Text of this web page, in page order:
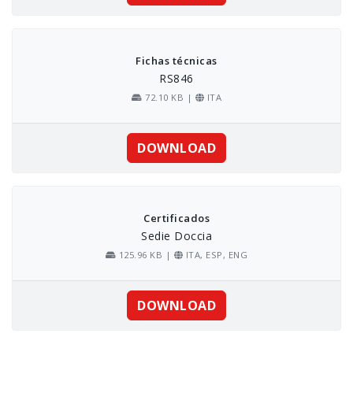
Fichas técnicas
RS846
72.10 KB | ITA
DOWNLOAD
Certificados
Sedie Doccia
125.96 KB | ITA, ESP, ENG
DOWNLOAD